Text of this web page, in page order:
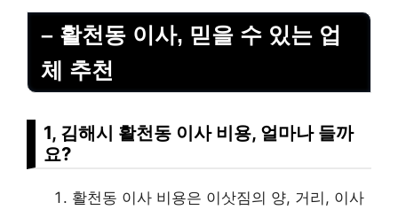
– 활천동 이사, 믿을 수 있는 업
체 추천
1, 김해시 활천동 이사 비용, 얼마나 들까
요?
활천동 이사 비용은 이삿짐의 양, 거리, 이사